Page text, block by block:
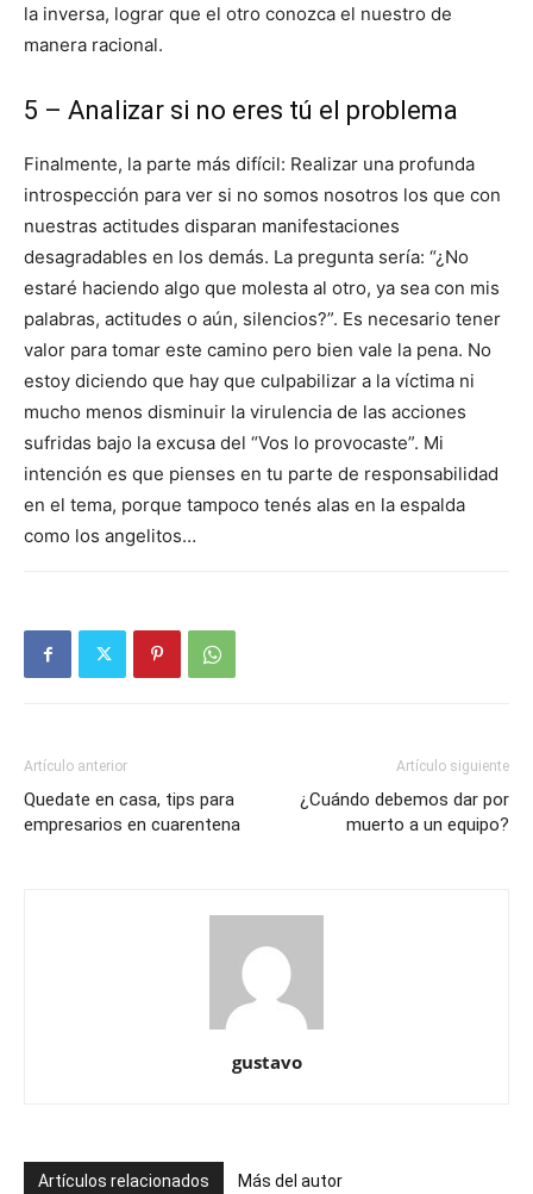
la inversa, lograr que el otro conozca el nuestro de
manera racional.
5 – Analizar si no eres tú el problema
Finalmente, la parte más difícil: Realizar una profunda
introspección para ver si no somos nosotros los que con
nuestras actitudes disparan manifestaciones
desagradables en los demás. La pregunta sería: “¿No
estaré haciendo algo que molesta al otro, ya sea con mis
palabras, actitudes o aún, silencios?”. Es necesario tener
valor para tomar este camino pero bien vale la pena. No
estoy diciendo que hay que culpabilizar a la víctima ni
mucho menos disminuir la virulencia de las acciones
sufridas bajo la excusa del “Vos lo provocaste”. Mi
intención es que pienses en tu parte de responsabilidad
en el tema, porque tampoco tenés alas en la espalda
como los angelitos…
Artículo anterior
Quedate en casa, tips para
empresarios en cuarentena
Artículo siguiente
¿Cuándo debemos dar por
muerto a un equipo?
gustavo
Artículos relacionados Más del autor